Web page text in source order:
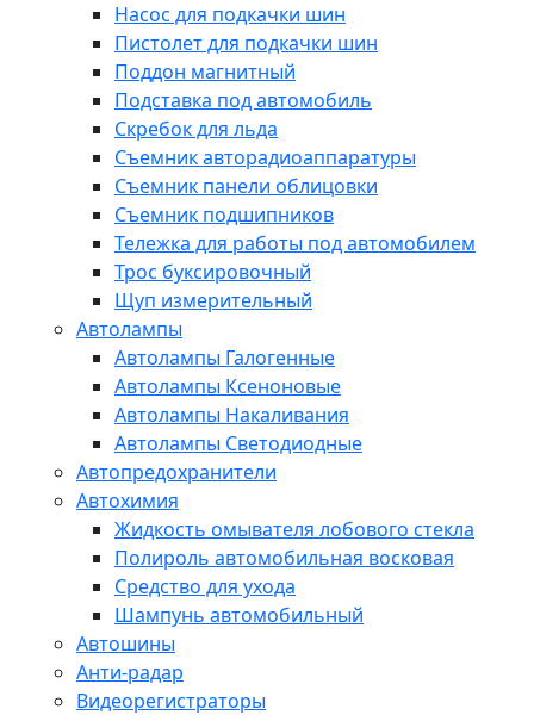
Насос для подкачки шин
Пистолет для подкачки шин
Поддон магнитный
Подставка под автомобиль
Скребок для льда
Съемник авторадиоаппаратуры
Съемник панели облицовки
Съемник подшипников
Тележка для работы под автомобилем
Трос буксировочный
Щуп измерительный
Автолампы
Автолампы Галогенные
Автолампы Ксеноновые
Автолампы Накаливания
Автолампы Светодиодные
Автопредохранители
Автохимия
Жидкость омывателя лобового стекла
Полироль автомобильная восковая
Средство для ухода
Шампунь автомобильный
Автошины
Анти-радар
Видеорегистраторы